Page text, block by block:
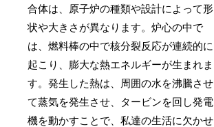
合体は、原子炉の種類や設計によって形
状や大きさが異なります。炉心の中で
は、燃料棒の中で核分裂反応が連続的に
起こり、膨大な熱エネルギーが生まれま
す。発生した熱は、周囲の水を沸騰させ
て蒸気を発生させ、タービンを回し発電
機を動かすことで、私達の生活に欠かせ